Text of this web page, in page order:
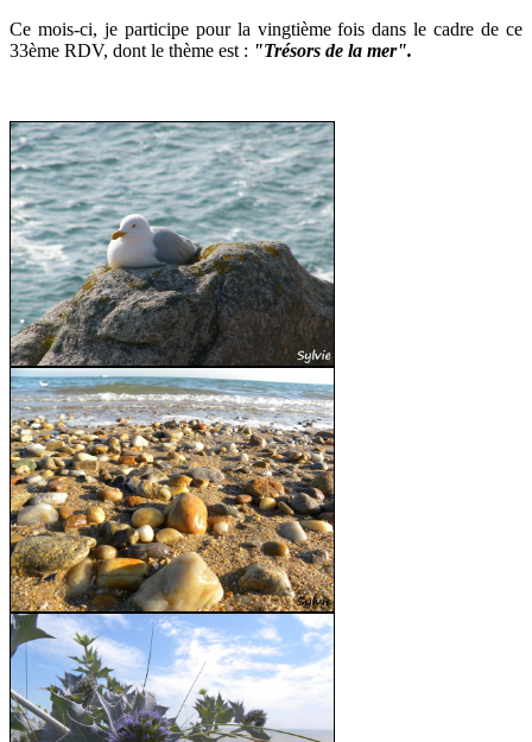
Ce mois-ci, je participe pour la vingtième fois dans le cadre de ce
33ème RDV, dont le thème est : "Trésors de la mer".